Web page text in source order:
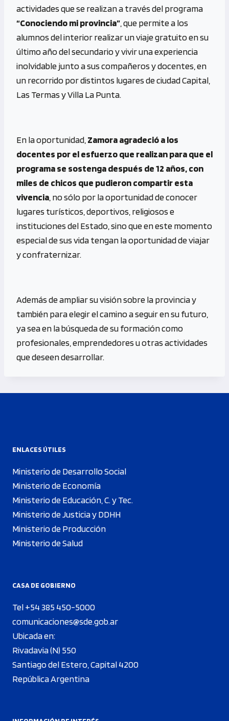
actividades que se realizan a través del programa
“Conociendo mi provincia” , que permite a los
alumnos del interior realizar un viaje gratuito en su
último año del secundario y vivir una experiencia
inolvidable junto a sus compañeros y docentes, en
un recorrido por distintos lugares de ciudad Capital,
Las Termas y Villa La Punta.
En la oportunidad, Zamora agradeció a los
docentes por el esfuerzo que realizan para que el
programa se sostenga después de 12 años, con
miles de chicos que pudieron compartir esta
vivencia , no sólo por la oportunidad de conocer
lugares turísticos, deportivos, religiosos e
instituciones del Estado, sino que en este momento
especial de sus vida tengan la oportunidad de viajar
y confraternizar.
Además de ampliar su visión sobre la provincia y
también para elegir el camino a seguir en su futuro,
ya sea en la búsqueda de su formación como
profesionales, emprendedores u otras actividades
que deseen desarrollar.
ENLACES ÚTILES
Ministerio de Desarrollo Social
Ministerio de Economía
Ministerio de Educación, C. y Tec.
Ministerio de Justicia y DDHH
Ministerio de Producción
Ministerio de Salud
CASA DE GOBIERNO
Tel +54 385 450-5000
comunicaciones@sde.gob.ar
Ubicada en:
Rivadavia (N) 550
Santiago del Estero, Capital 4200
República Argentina